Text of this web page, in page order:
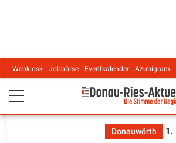
Main navigation
Webkiosk Jobbörse Eventkalender Azubigram
Donauwörth 1.